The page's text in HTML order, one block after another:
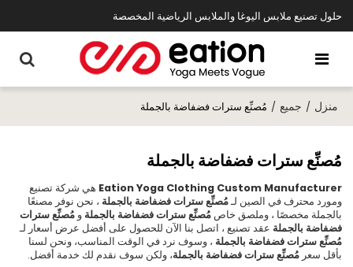
حلول تصنيع ملابس اليوغا والملابس الرياضية المخصصة
منزل / جميع / مُصنِّع سترات فضفاضة بالجملة
مُصنِّع سترات فضفاضة بالجملة
Eation Yoga Clothing Custom Manufacturer هي شركة تصنيع
ومورد محترف في الصين لـمُصنِّع سترات فضفاضة بالجملة ، نحن نوفر مصنعًا
بالجملة مخصصًا ، وملصق خاصمُصنِّع سترات فضفاضة بالجملة ومُصنِّع سترات
فضفاضة بالجملة عقد تصنيع ، اتصل بنا الآن للحصول على أفضل عرض أسعار لـ
مُصنِّع سترات فضفاضة بالجملة ، وسوف نرد في الوقت المناسب، ونحن لسنا
بأقل سعرمُصنِّع سترات فضفاضة بالجملة، ولكن سوف نقدم لك خدمة أفضل.